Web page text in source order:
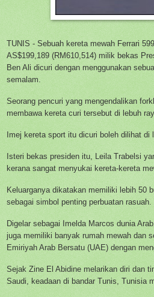
TUNIS - Sebuah kereta mewah Ferrari
AS$199,189 (RM610,514) milik bekas
Ben Ali dicuri dengan menggunakan
semalam.
Seorang pencuri yang mengendalikan
membawa kereta curi tersebut di lebuh
Imej kereta sport itu dicuri boleh dilihat di
Isteri bekas presiden itu, Leila Trabelsi
kerana sangat menyukai kereta-kereta
Keluarganya dikatakan memiliki lebih 50
sebagai simbol penting perbuatan rasuah.
Digelar sebagai Imelda Marcos dunia
juga memiliki banyak rumah mewah dan
Emiriyah Arab Bersatu (UAE) dengan
Sejak Zine El Abidine melarikan diri dan
Saudi, keadaan di bandar Tunis, Tunisia